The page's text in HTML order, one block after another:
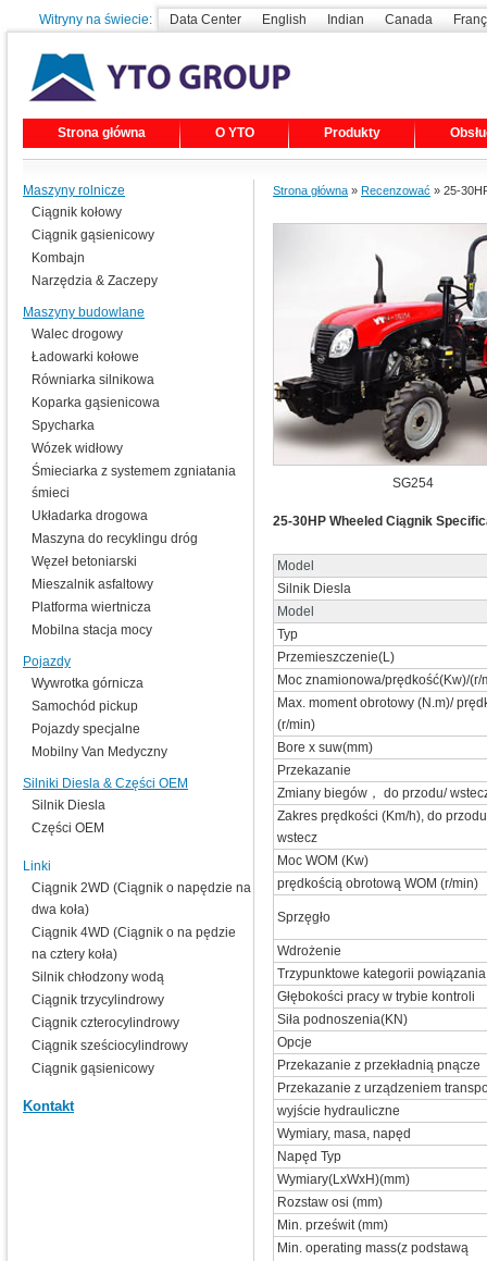
Witryny na świecie: Data Center English Indian Canada
Strona główna O YTO Produkty
Strona główna » Recenzować » 25-
SG254
25-30HP Wheeled Ciągnik
Model
Silnik Diesla
Model
Typ
Przemieszczenie(L)
Moc znamionowa/prędkość(Kw)/(r/
Max. moment obrotowy (N.m)/
(r/min)
Bore x suw(mm)
Przekazanie
Zmiany biegów， do przodu/
Zakres prędkości (Km/h), do
wstecz
Moc WOM (Kw)
prędkością obrotową WOM (r/min)
Sprzęgło
Wdrożenie
Trzypunktowe kategorii powiązania
Głębokości pracy w trybie kontroli
Siła podnoszenia(KN)
Opcje
Przekazanie z przekładnią pnącze
Przekazanie z urządzeniem
wyjście hydrauliczne
Wymiary, masa, napęd
Napęd Typ
Wymiary(LxWxH)(mm)
Rozstaw osi (mm)
Min. prześwit (mm)
Min. operating mass(z podstawą
Maszyny rolnicze
Ciągnik kołowy
Ciągnik gąsienicowy
Kombajn
Narzędzia & Zaczepy
Maszyny budowlane
Walec drogowy
Ładowarki kołowe
Równiarka silnikowa
Koparka gąsienicowa
Spycharka
Wózek widłowy
Śmieciarka z systemem zgniatania
śmieci
Układarka drogowa
Maszyna do recyklingu dróg
Węzeł betoniarski
Mieszalnik asfaltowy
Platforma wiertnicza
Mobilna stacja mocy
Pojazdy
Wywrotka górnicza
Samochód pickup
Pojazdy specjalne
Mobilny Van Medyczny
Silniki Diesla & Części OEM
Silnik Diesla
Części OEM
Linki
Ciągnik 2WD (Ciągnik o napędzie na
dwa koła)
Ciągnik 4WD (Ciągnik o na pędzie
na cztery koła)
Silnik chłodzony wodą
Ciągnik trzycylindrowy
Ciągnik czterocylindrowy
Ciągnik sześciocylindrowy
Ciągnik gąsienicowy
Kontakt